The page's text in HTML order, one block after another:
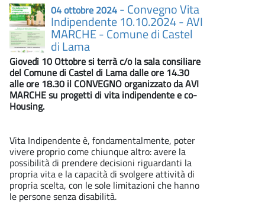
04 ottobre 2024 - Convegno Vita
Indipendente 10.10.2024 - AVI
MARCHE - Comune di Castel
di Lama
Giovedì 10 Ottobre si terrà c/o la sala consiliare
del Comune di Castel di Lama dalle ore 14.30
alle ore 18.30 il CONVEGNO organizzato da AVI
MARCHE su progetti di vita indipendente e co-
Housing.
Vita Indipendente è, fondamentalmente, poter
vivere proprio come chiunque altro: avere la
possibilità di prendere decisioni riguardanti la
propria vita e la capacità di svolgere attività di
propria scelta, con le sole limitazioni che hanno
le persone senza disabilità.